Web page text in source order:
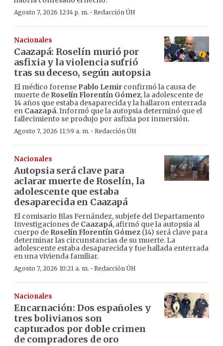
Agosto 7, 2026 12:14 p. m. · Redacción ÚH
Nacionales
Caazapá: Roselín murió por
asfixia y la violencia sufrió
tras su deceso, según autopsia
El médico forense Pablo Lemir confirmó la causa de
muerte de Roselín Florentín Gómez, la adolescente de
14 años que estaba desaparecida y la hallaron enterrada
en Caazapá. Informó que la autopsia determinó que el
fallecimiento se produjo por asfixia por inmersión.
Agosto 7, 2026 11:59 a. m. · Redacción ÚH
Nacionales
Autopsia será clave para
aclarar muerte de Roselín, la
adolescente que estaba
desaparecida en Caazapá
El comisario Blas Fernández, subjefe del Departamento
Investigaciones de Caazapá, afirmó que la autopsia al
cuerpo de Roselín Florentín Gómez (14) será clave para
determinar las circunstancias de su muerte. La
adolescente estaba desaparecida y fue hallada enterrada
en una vivienda familiar.
Agosto 7, 2026 10:21 a. m. · Redacción ÚH
Nacionales
Encarnación: Dos españoles y
tres bolivianos son
capturados por doble crimen
de compradores de oro